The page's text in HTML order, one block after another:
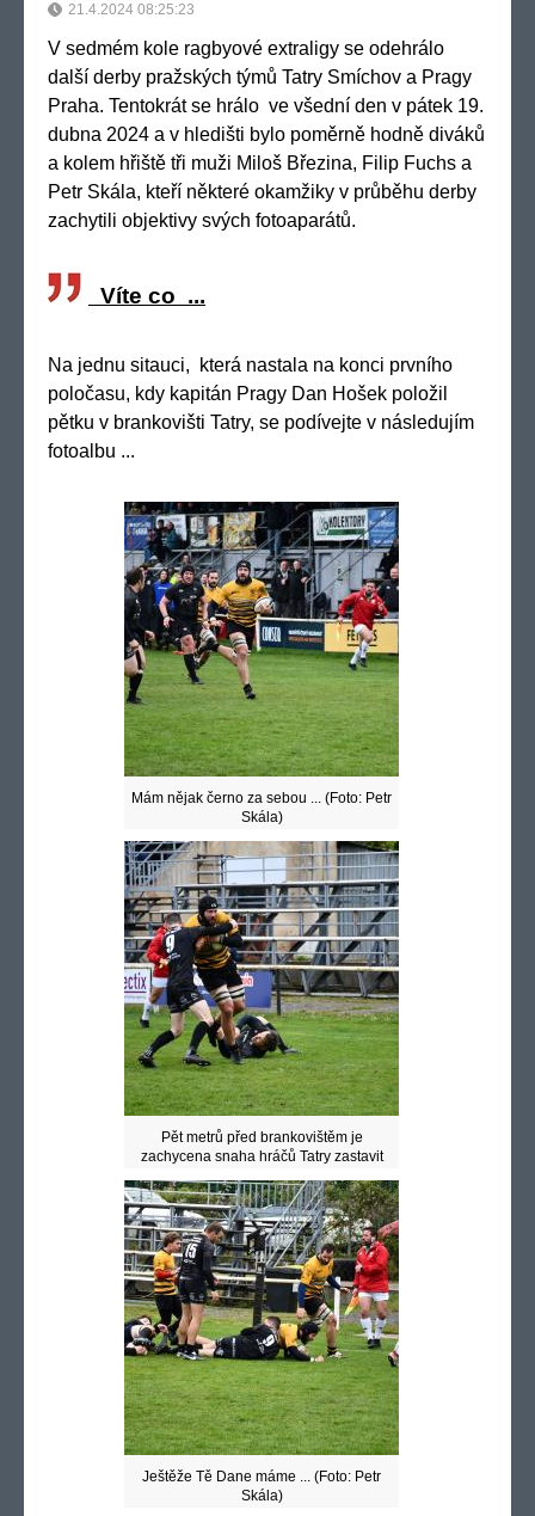
21.4.2024 08:25:23
V sedmém kole ragbyové extraligy se odehrálo
další derby pražských týmů Tatry Smíchov a Pragy
Praha. Tentokrát se hrálo ve všední den v pátek 19.
dubna 2024 a v hledišti bylo poměrně hodně diváků
a kolem hřiště tři muži Miloš Březina, Filip Fuchs a
Petr Skála, kteří některé okamžiky v průběhu derby
zachytili objektivy svých fotoaparátů.
Víte co ...
Na jednu sitauci, která nastala na konci prvního
poločasu, kdy kapitán Pragy Dan Hošek položil
pětku v brankovišti Tatry, se podívejte v následujím
fotoalbu ...
Mám nějak černo za sebou ... (Foto: Petr
Skála)
Pět metrů před brankovištěm je
zachycena snaha hráčů Tatry zastavit
Skála)
Ještěže Tě Dane máme ... (Foto: Petr
Skála)